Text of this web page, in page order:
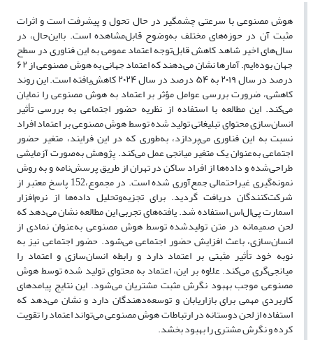
هوش مصنوعی با سرعتی چشمگیر در حال تحول و پیشرفت است و اثرات
مثبت آن در حوزه‌های مختلف به‌وضوح قابل‌مشاهده است. بااین‌حال، در
سال‌های اخیر شاهد کاهش قابل‌توجه اعتماد عمومی به این فناوری در سطح
جهان بوده‌ایم. آمارها نشان می‌دهند که اعتماد جهانی به هوش مصنوعی از ۶۲
درصد در سال ۲۰۱۹ به ۵۴ درصد در سال ۲۰۲۴ کاهش‌یافته است. این روند
کاهشی، ضرورت بررسی عوامل مؤثر بر اعتماد به هوش مصنوعی را نمایان
می‌کند. این مطالعه با استفاده از نظریه حضور اجتماعی به بررسی تأثیر
انسان‌سازی محتوای تبلیغاتی تولید شده توسط هوش مصنوعی بر اعتماد افراد
نسبت به این فناوری می‌پردازد، به‌طوری که در این فرایند، متغیر حضور
اجتماعی به‌عنوان یک متغیر میانجی عمل می‌کند. پژوهش به‌صورت آزمایشی
طراحی‌شده و داده‌ها از افراد ساکن در تهران از طریق پرسش‌نامه و به روش
نمونه‌گیری غیراحتمالی جمع‌آوری شده است. در مجموع،152 پاسخ معتبر از
شرکت‌کنندگان دریافت گردید. برای تجزیه‌وتحلیل داده‌ها از نرم‌افزار
اسمارت پی‌ال‌اس استفاده شد. یافته‌های تجربی این مطالعه نشان می‌دهد که
لحن صمیمانه در متن تولیدشده توسط هوش مصنوعی به‌عنوان نمادی از
انسان‌سازی، باعث افزایش حضور اجتماعی می‌شود. حضور اجتماعی نیز به
نوبه خود تأثیر مثبتی بر اعتماد دارد و رابطه انسان‌سازی و اعتماد را
میانجی‌گری می‌کند. علاوه بر این، اعتماد به محتوای تولید شده توسط هوش
مصنوعی موجب بهبود نگرش مثبت مشتریان می‌شود. این نتایج پیامدهای
کاربردی مهمی برای بازاریابان و توسعه‌دهندگان دارد و نشان می‌دهد که
استفاده از لحن دوستانه در ارتباطات هوش مصنوعی می‌تواند اعتماد را تقویت
کرده و نگرش مشتری را بهبود بخشد.